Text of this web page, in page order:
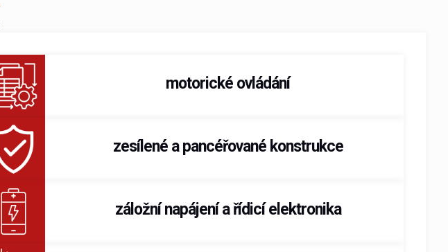
motorické ovládání
zesílené a pancéřované konstrukce
záložní napájení a řídicí elektronika